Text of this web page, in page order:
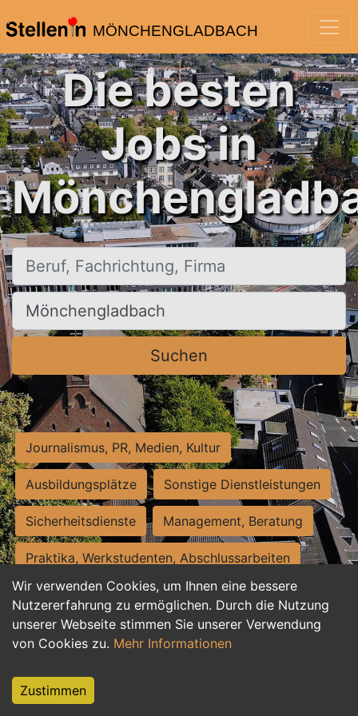
MÖNCHENGLADBACH
Wir verwenden Cookies, um Ihnen eine bessere
Nutzererfahrung zu ermöglichen. Durch die Nutzung
unserer Webseite stimmen Sie unserer Verwendung
von Cookies zu. Mehr Informationen
Zustimmen
Die besten
Jobs in
Beruf, Fachrichtung, Firma
Ort, Stadt
Suchen
Journalismus, PR, Medien, Kultur
Ausbildungsplätze Sonstige Dienstleistungen
Sicherheitsdienste Management, Beratung
Praktika, Werkstudenten, Abschlussarbeiten
Personalwesen Assistenz, Sekretariat
Hilfskräfte, Aushilfs- und Nebenjobs
Weiterbildung, Studium, duale Ausbildung